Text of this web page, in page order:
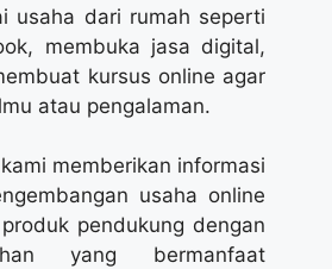
usaha dari rumah seperti
membuka jasa digital,
kursus online agar
atau pengalaman.
memberikan informasi
usaha online
pendukung dengan
yang bermanfaat